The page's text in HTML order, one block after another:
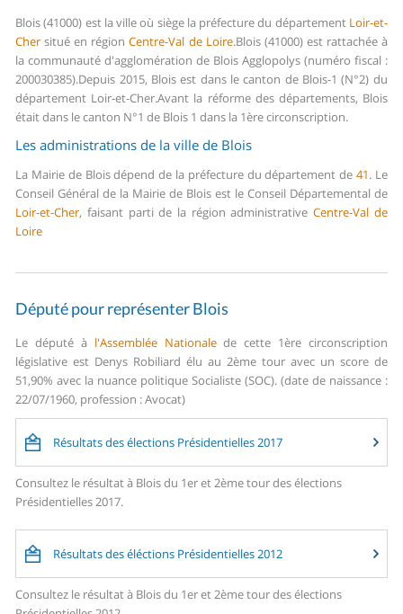
Blois (41000) est la ville où siège la préfecture du département Loir-et-
Cher situé en régionCentre-Val de Loire.Blois (41000) est rattachée à
la communauté d'agglomération de Blois Agglopolys (numéro fiscal :
200030385).Depuis 2015, Blois est dans le canton de Blois-1 (N°2) du
département Loir-et-Cher.Avant la réforme des départements, Blois
était dans le canton N°1 de Blois 1 dans la 1ère circonscription.
Les administrations de la ville de Blois
La Mairie de Blois dépend de la préfecture du département de 41. Le
Conseil Général de la Mairie de Blois est le Conseil Départemental de
Loir-et-Cher, faisant parti de la région administrativeCentre-Val de
Loire
Député pour représenter Blois
Le député à l'Assemblée Nationalede cette 1ère circonscription
législative est Denys Robiliard élu au 2ème tour avec un score de
51,90% avec la nuance politique Socialiste (SOC). (date de naissance :
22/07/1960, profession : Avocat)
Résultats des élections Présidentielles 2017
Consultez le résultat à Blois du 1er et 2ème tour des élections
Présidentielles 2017.
Résultats des éléctions Présidentielles 2012
Consultez le résultat à Blois du 1er et 2ème tour des élections